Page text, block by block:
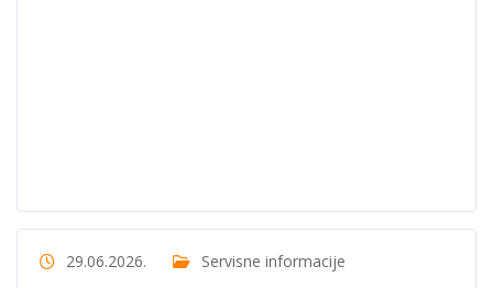
29.06.2026. Servisne informacije